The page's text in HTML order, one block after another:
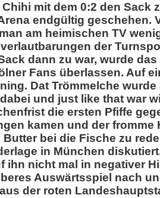
mit dem 0:2 den Sack
endgültig geschehen.
am heimischen TV
der
dann zu war, wurde
Fans überlassen. Auf
Dat Trömmelche
und just like that war
die ersten Pfiffe
kamen und der
Butter bei die Fische zu
in München
ihn nicht mal in negativer
Auswärtsspiel nach
der roten